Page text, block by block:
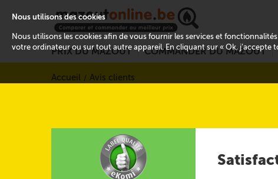
PRIX DU MAZOUT COMMANDER DU MAZOUT
Accueil Avis clients
Nous utilisons des cookies
Nous utilisons les cookies afin de vous fournir les services et
votre ordinateur ou sur tout autre appareil. En cliquant sur « Ok, j’accepte